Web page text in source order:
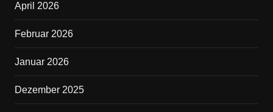
o
o
k
April 2026
Februar 2026
Januar 2026
Dezember 2025